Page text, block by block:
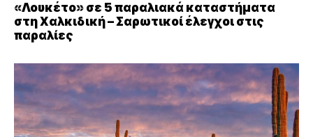
«Λουκέτο» σε 5 παραλιακά καταστήματα
στη Χαλκιδική – Σαρωτικοί έλεγχοι στις
παραλίες